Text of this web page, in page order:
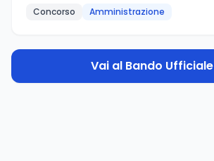
Concorso Amministrazione
Vai al Bando Ufficiale